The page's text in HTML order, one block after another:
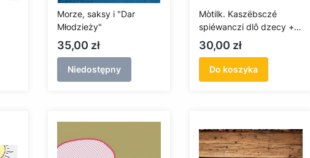
Morze, saksy i "Dar
Młodzieży"
Cena
35,00 zł
Niedostępny
Mòtilk. Kaszëbsczé
spiéwanczi dlô dzecy +
CD
Cena
30,00 zł
Do koszyka